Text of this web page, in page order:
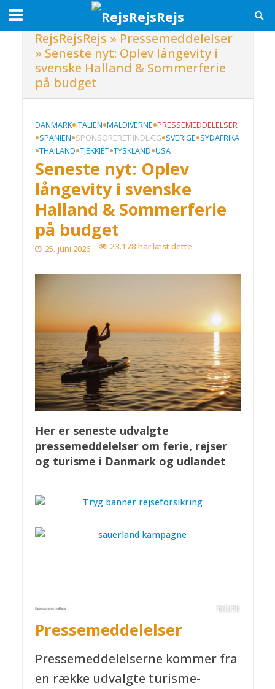
RejsRejsRejs » Pressemeddelelser
» Seneste nyt: Oplev långevity i
svenske Halland & Sommerferie
på budget
DANMARK•ITALIEN•MALDIVERNE•PRESSEMEDDELELSER
•SPANIEN•SPONSORERET INDLÆG•SVERIGE•SYDAFRIKA
•THAILAND•TJEKKIET•TYSKLAND•USA
Seneste nyt: Oplev
långevity i svenske
Halland & Sommerferie
på budget
25. juni 2026 23.178 har læst dette
Her er seneste udvalgte
pressemeddelelser om ferie, rejser
og turisme i Danmark og udlandet
Pressemeddelelser
Pressemeddelelserne kommer fra
en række udvalgte turisme-